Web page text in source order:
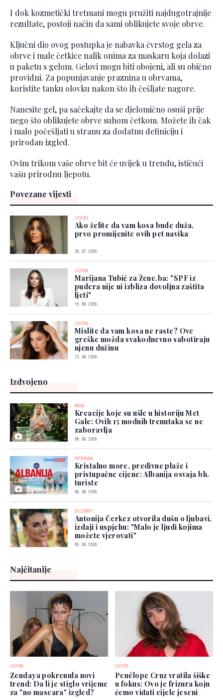
I dok kozmetički tretmani mogu pružiti najdugotrajnije
rezultate, postoji način da sami oblikujete svoje obrve.
Ključni dio ovog postupka je nabavka čvrstog gela za
obrve i male četkice nalik onima za maskaru koja dolazi
u paketu s gelom. Gelovi mogu biti obojeni, ali su obično
providni. Za popunjavanje praznina u obrvama,
koristite tanku olovku nakon što ih češljate nagore.
Nanesite gel, pa sačekajte da se djelomično osuši prije
nego što oblikujete obrve suhom četkom. Možete ih čak
i malo počešljati u stranu za dodatnu definiciju i
prirodan izgled.
Ovim trikom vaše obrve bit će uvijek u trendu, ističući
vašu prirodnu ljepotu.
Povezane vijesti
LJEPOTA
Ako želite da vam kosa bude duža,
prvo promijenite ovih pet navika
30. 07. 2026.
LJEPOTA
Marijana Tubić za Žene.ba: "SPF iz
pudera nije ni izbliza dovoljna zaštita
ljeti"
15. 06. 2026.
LJEPOTA
Mislite da vam kosa ne raste? Ove
greške možda svakodnevno sabotiraju
njenu dužinu
13. 06. 2026.
Izdvojeno
MODA
Kreacije koje su ušle u historiju Met
Gale: Ovih 15 modnih trenutaka se ne
zaboravlja
06. 08. 2026.
PUTOVANJA
Kristalno more, predivne plaže i
pristupačne cijene: Albanija osvaja bh.
turiste
06. 08. 2026.
CELEBRITY
Antonija Čerkez otvorila dušu o ljubavi,
izdaji i uspjehu: "Malo je ljudi kojima
možete vjerovati"
05. 08. 2026.
Najčitanije
LJEPOTA
Zendaya pokrenula novi
trend: Da li je stiglo vrijeme
za "no mascara" izgled?
LJEPOTA
Penélope Cruz vratila šiške
u fokus: Ovo je frizura koju
ćemo viđati cijele jeseni